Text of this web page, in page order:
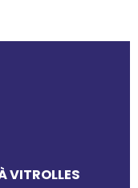
VITROLLES